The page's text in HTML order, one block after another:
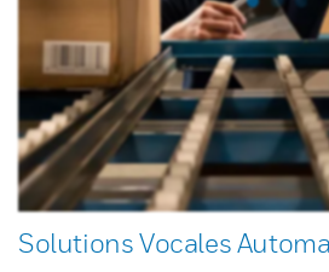
Solutions Vocales